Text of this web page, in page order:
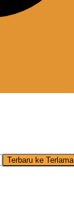
Terbaru ke Terlama